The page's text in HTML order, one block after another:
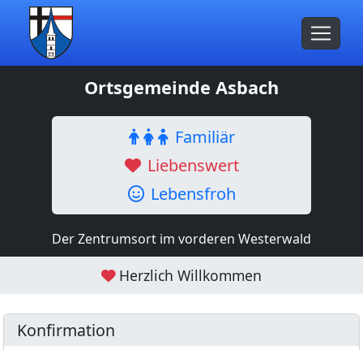
Ortsgemeinde Asbach
Familiär
Liebenswert
Lebensfroh
Der Zentrumsort im vorderen Westerwald
Herzlich Willkommen
Konfirmation